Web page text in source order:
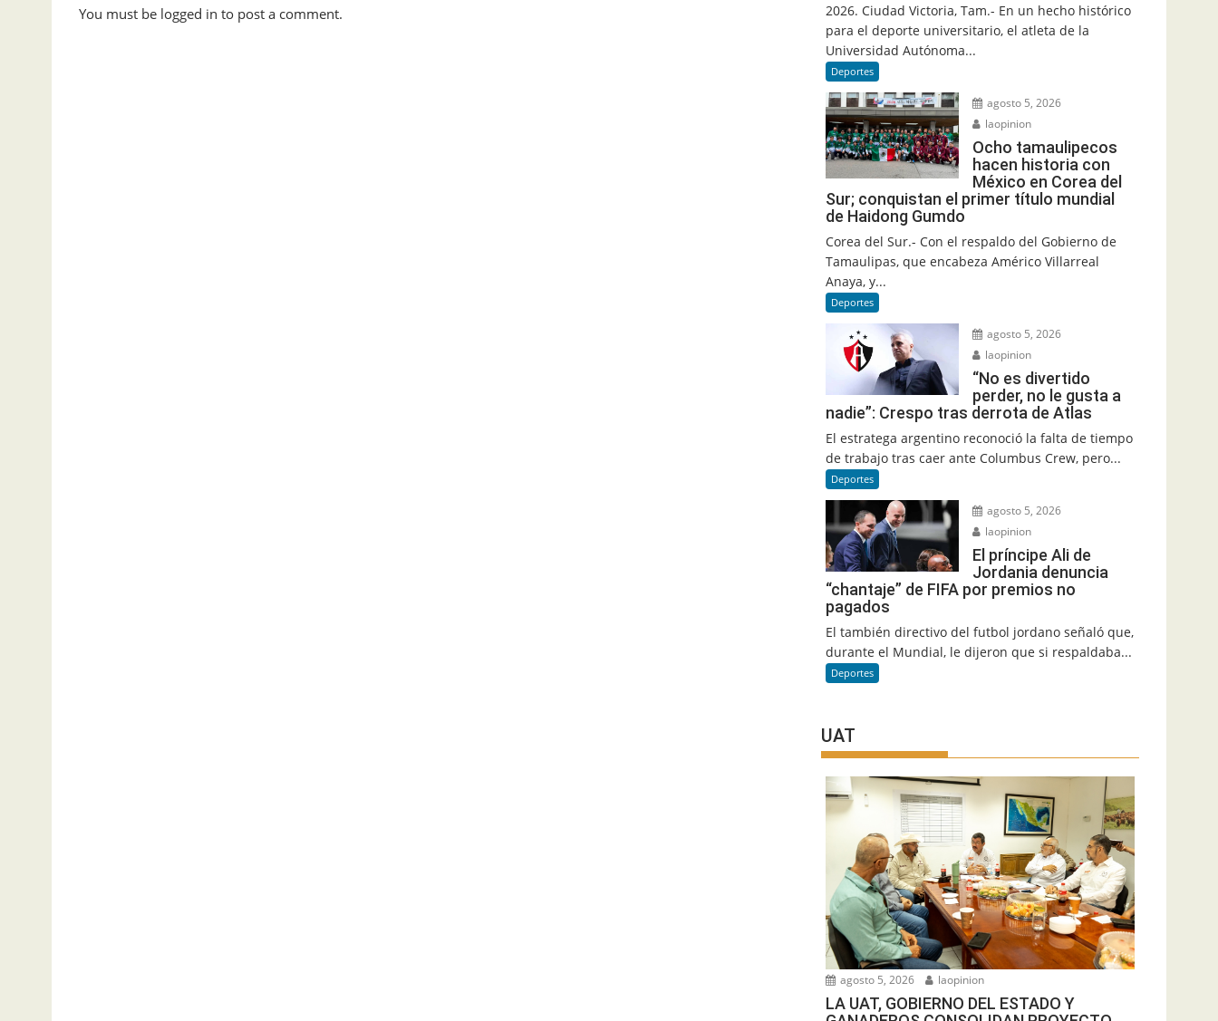
You must be logged in to post a comment.
2026. Ciudad Victoria, Tam.- En un hecho histórico
para el deporte universitario, el atleta de la
Universidad Autónoma...
Deportes
agosto 5, 2026
laopinion
Ocho tamaulipecos
hacen historia con
México en Corea del
Sur; conquistan el primer título mundial
de Haidong Gumdo
Corea del Sur.- Con el respaldo del Gobierno de
Tamaulipas, que encabeza Américo Villarreal
Anaya, y...
Deportes
agosto 5, 2026
laopinion
“No es divertido
perder, no le gusta a
nadie”: Crespo tras derrota de Atlas
El estratega argentino reconoció la falta de tiempo
de trabajo tras caer ante Columbus Crew, pero...
Deportes
agosto 5, 2026
laopinion
El príncipe Ali de
Jordania denuncia
“chantaje” de FIFA por premios no
pagados
El también directivo del futbol jordano señaló que,
durante el Mundial, le dijeron que si respaldaba...
Deportes
UAT
agosto 5, 2026 laopinion
LA UAT, GOBIERNO DEL ESTADO Y